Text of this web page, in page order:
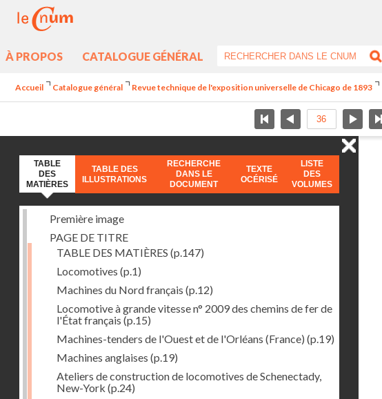
À PROPOS CATALOGUE GÉNÉRAL
Accueil Catalogue général Revue technique de l'exposition universelle de Chicago de 1893
TABLE
DES
MATIÈRES
TABLE DES
ILLUSTRATIONS
RECHERCHE
DANS LE
DOCUMENT
TEXTE
OCÉRISÉ
LISTE
DES
VOLUMES
Première image
PAGE DE TITRE
TABLE DES MATIÈRES (p.147)
Locomotives (p.1)
Machines du Nord français (p.12)
Locomotive à grande vitesse n° 2009 des chemins de fer de
l'État français (p.15)
Machines-tenders de l'Ouest et de l'Orléans (France) (p.19)
Machines anglaises (p.19)
Ateliers de construction de locomotives de Schenectady,
New-York (p.24)